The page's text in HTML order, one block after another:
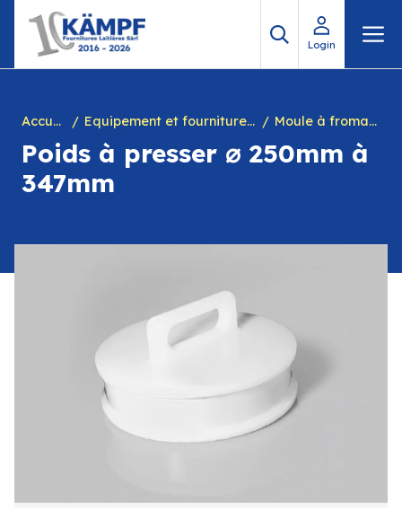
contenu
Login
Accueil Equipement et fournitures pour fromagerie Moule à fromage
Poids à presser ⌀ 250mm à
347mm